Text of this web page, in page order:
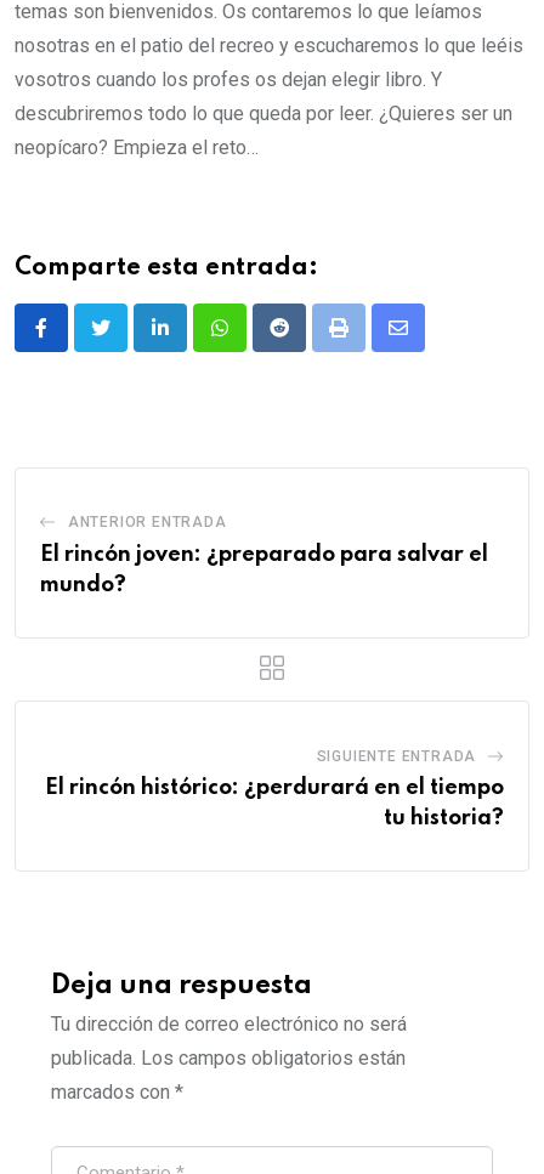
temas son bienvenidos. Os contaremos lo que leíamos
nosotras en el patio del recreo y escucharemos lo que leéis
vosotros cuando los profes os dejan elegir libro. Y
descubriremos todo lo que queda por leer. ¿Quieres ser un
neopícaro? Empieza el reto…
Comparte esta entrada:
LinkedInWhatsappRedditPrint
Share
ANTERIOR ENTRADA
El rincón joven: ¿preparado para salvar el
mundo?
SIGUIENTE ENTRADA
El rincón histórico: ¿perdurará en el tiempo
tu historia?
Deja una respuesta
Tu dirección de correo electrónico no será
publicada. Los campos obligatorios están
marcados con *